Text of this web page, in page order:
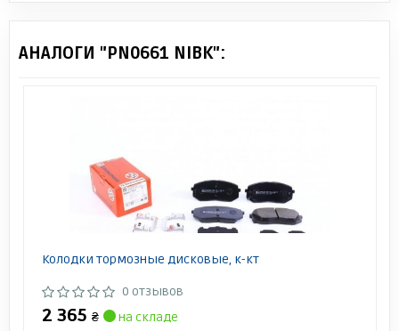
АНАЛОГИ "PN0661 NIBK":
Колодки тормозные дисковые, к-кт
0 отзывов
2 365 ₴
на складе